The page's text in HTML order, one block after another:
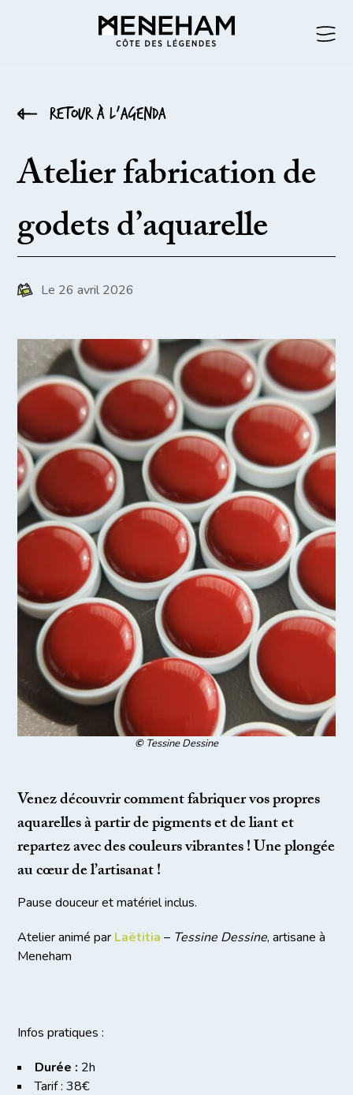
Retour à l’agenda
Atelier fabrication de
godets d’aquarelle
Le 26 avril 2026
©Tessine Dessine
Venez découvrir comment fabriquer vos propres
aquarelles à partir de pigments et de liant et
repartez avec des couleurs vibrantes ! Une plongée
au cœur de l’artisanat !
Pause douceur et matériel inclus.
Atelier animé par Laëtitia – Tessine Dessine, artisane à
Meneham
Infos pratiques :
Durée : 2h
Tarif : 38€